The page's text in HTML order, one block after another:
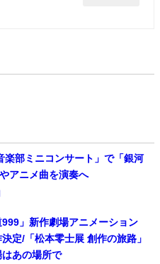
楽部ミニコンサート」で「銀河
アニメ曲を演奏へ
999」新作劇場アニメーション
定/「松本零士展 創作の旅路」
あの場所で